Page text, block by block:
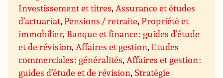
Investissement et titres,Assurance et études
d’actuariat,Pensions / retraite,Propriété et
immobilier, Banque et finance : guides d’étude
et de révision,Affaires et gestion,Etudes
commerciales : généralités,Affaires et gestion :
guides d’étude et de révision, Stratégie